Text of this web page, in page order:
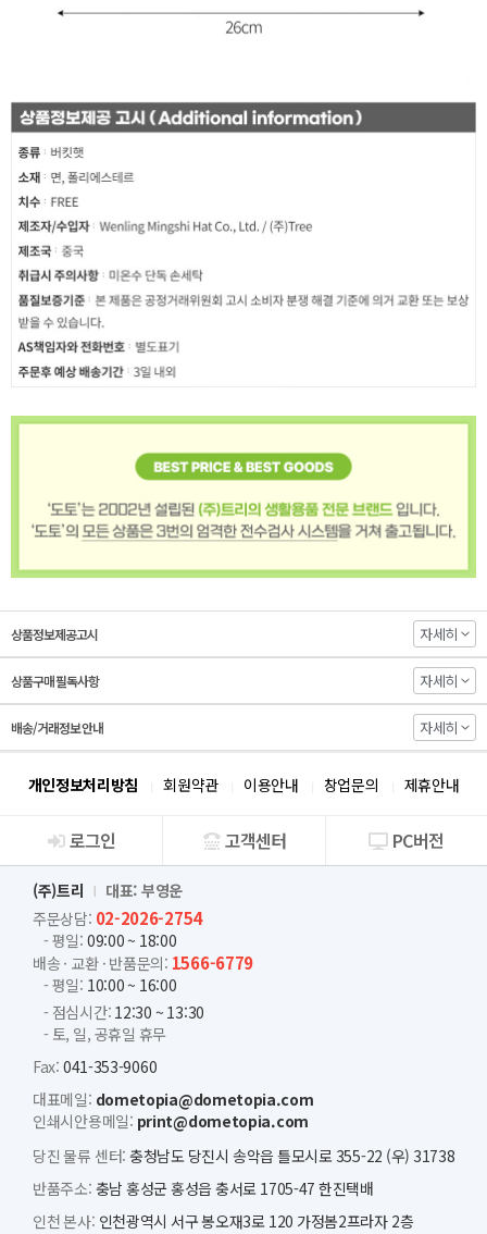
상품정보제공고시 자세히
상품구매 필독사항 자세히
배송/거래정보 안내 자세히
개인정보처리방침 회원약관 이용안내 창업문의 제휴안내
회사소개
로그인 고객센터 PC버전
(주)트리
대표: 부영운
주문상담: 02-2026-2754
- 평일: 09:00 ~ 18:00
배송 · 교환 · 반품문의: 1566-6779
- 평일: 10:00 ~ 16:00
- 점심시간: 12:30 ~ 13:30
- 토, 일, 공휴일 휴무
Fax: 041-353-9060
대표메일: dometopia@dometopia.com
인쇄시안용메일: print@dometopia.com
당진 물류 센터: 충청남도 당진시 송악읍 틀모시로 355-22 (우) 31738
반품주소: 충남 홍성군 홍성읍 충서로 1705-47 한진택배
인천 본사: 인천광역시 서구 봉오재3로 120 가정봄2프라자 2층